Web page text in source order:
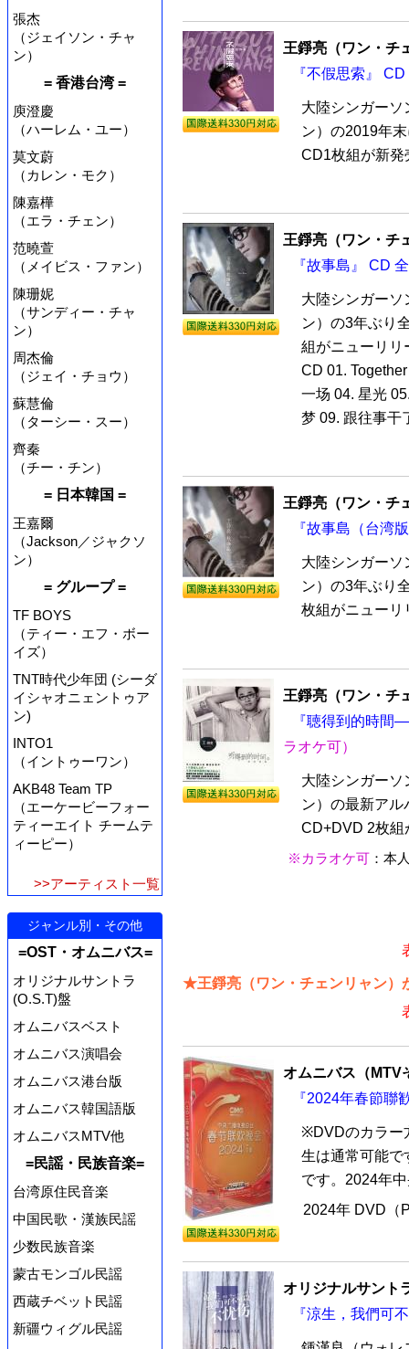
張杰
（ジェイソン・チャ
ン）
= 香港台湾 =
庾澄慶
（ハーレム・ユー）
莫文蔚
（カレン・モク）
陳嘉樺
（エラ・チェン）
范曉萱
（メイビス・ファン）
陳珊妮
（サンディー・チャ
ン）
周杰倫
（ジェイ・チョウ）
蘇慧倫
（ターシー・スー）
齊秦
（チー・チン）
= 日本韓国 =
王嘉爾
（Jackson／ジャクソ
ン）
= グループ =
TF BOYS
（ティー・エフ・ボー
イズ）
TNT時代少年団 (シーダ
イシャオニェントゥア
ン)
INTO1
（イントゥーワン）
AKB48 Team TP
（エーケービーフォー
ティーエイト チームテ
ィーピー）
>>アーティスト一覧
ジャンル別・その他
=OST・オムニバス=
オリジナルサントラ
(O.S.T)盤
オムニバスベスト
オムニバス演唱会
オムニバス港台版
オムニバス韓国語版
オムニバスMTV他
=民謡・民族音楽=
台湾原住民音楽
中国民歌・漢族民謡
少数民族音楽
蒙古モンゴル民謡
西蔵チベット民謡
新疆ウィグル民謡
王錚亮（ワン・チ
『不假思索』
大陸シンガーソ
ン）の2019年
CD1枚組が新発
王錚亮（ワン・チ
『故事島』 CD
大陸シンガーソ
ン）の3年ぶり
組がニューリリ
CD 01.
一场 04. 星光
梦 09. 跟往事干
王錚亮（ワン・チ
『故事島（台湾
大陸シンガーソ
ン）の3年ぶり
枚組がニューリ
王錚亮（ワン・チ
『聴得到的時間
ラオケ可）
大陸シンガーソ
ン）の最新ア
CD+DVD 2枚組
※カラオケ可 ：本
★王錚亮（ワン・チェンリャン）
オムニバス（MTV
『2024年春節聯
※DVDのカラー
生は通常可能で
です。2024年
2024年 DVD（
オリジナルサント
『涼生，我們可